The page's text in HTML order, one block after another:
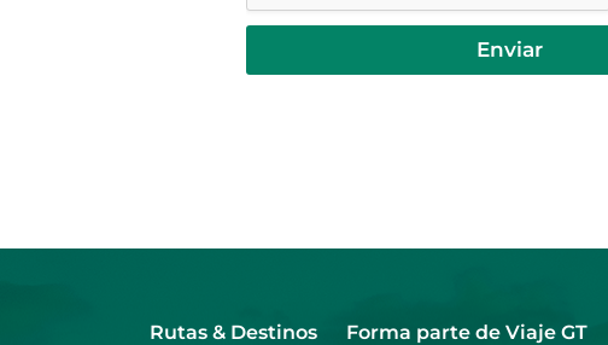
Enviar
Rutas & Destinos Forma parte de Viaje GT